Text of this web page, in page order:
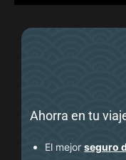
Ahorra en tu
El mejor seguro